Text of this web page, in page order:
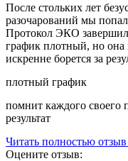
После стольких лет
разочарований мы
Протокол ЭКО
график плотный, но она
искренне борется за
плотный график
помнит каждого своего
результат
Читать полностью
Оцените отзыв: